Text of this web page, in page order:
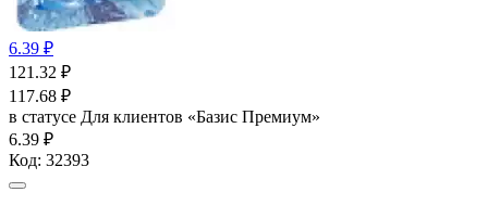
6.39 ₽
121.32 ₽
117.68 ₽
в статусе Для клиентов «Базис Премиум»
6.39 ₽
Код: 32393